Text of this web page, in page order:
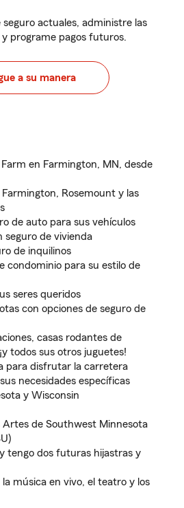
actuales, administre las
programe pagos futuros.
a su manera
en Farmington, MN, desde
Rosemount y las
de auto para sus vehículos
seguro de vivienda
de inquilinos
condominio para su estilo de
seres queridos
con opciones de seguro de
casas rodantes de
todos sus otros juguetes!
para disfrutar la carretera
necesidades específicas
y Wisconsin
Artes de Southwest Minnesota
tengo dos futuras hijastras y
música en vivo, el teatro y los